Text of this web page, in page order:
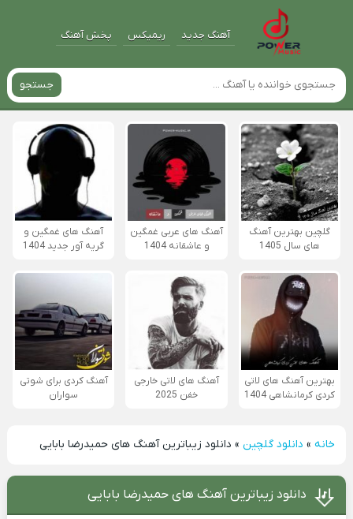
آهنگ جدید ریمیکس پخش آهنگ
جستجو
گلچین بهترین آهنگ
های سال 1405
آهنگ های عربی غمگین
و عاشقانه 1404
آهنگ های غمگین و
گریه آور جدید 1404
بهترین آهنگ های لاتی
کردی کرمانشاهی 1404
آهنگ های لاتی خارجی
خفن 2025
آهنگ کردی برای شوتی
سواران
خانه» دانلود گلچین» دانلود زیباترین آهنگ های حمیدرضا بابایی
دانلود زیباترین آهنگ های حمیدرضا بابایی